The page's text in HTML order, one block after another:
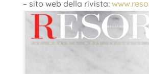
– sito web della rivista: